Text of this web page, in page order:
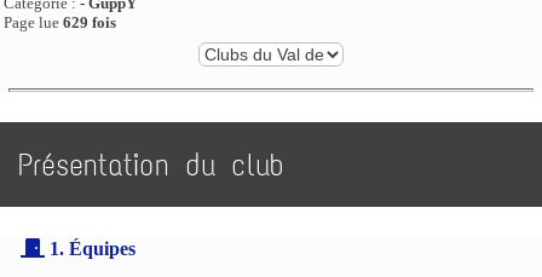
Page lue629 fois
Présentation du club
1. Équipes